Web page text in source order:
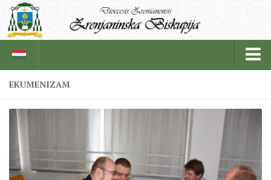
CRKVENE INSTITUCIJE
EKUMENIZAM